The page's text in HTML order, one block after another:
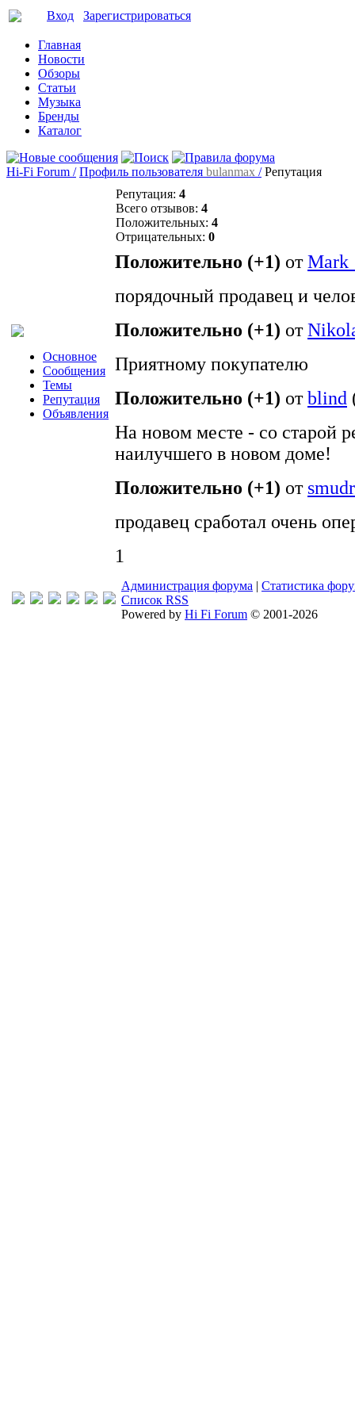
Вход Зарегистрироваться
Главная
Новости
Обзоры
Статьи
Музыка
Бренды
Каталог
Hi-Fi Forum / Профиль пользователя bulanmax / Репутация
Основное
Сообщения
Темы
Репутация
Объявления
Репутация: 4
Всего отзывов: 4
Положительных: 4
Отрицательных: 0
Положительно (+1) от
порядочный продавец и
Положительно (+1) от
Приятному покупателю
Положительно (+1) отblind
На новом месте - со старой
наилучшего в новом доме!
Положительно (+1) от
продавец сработал очень
1
Администрация форума | Статистика
Список RSS
Powered by Hi Fi Forum © 2001-2026